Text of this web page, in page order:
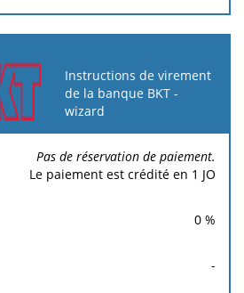
Instructions de virement
de la banque BKT -
wizard
Pas de réservation de paiement.
Le paiement est crédité en 1 JO
0 %
-